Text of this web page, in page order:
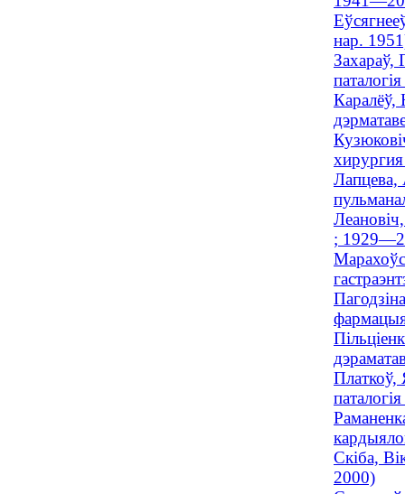
нар.
Захараў,
Каралёў,
Лапцева,
;
Платкоў,
Скіба,
2000)